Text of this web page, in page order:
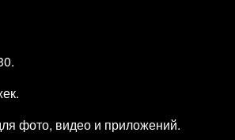
фото, видео и приложений.